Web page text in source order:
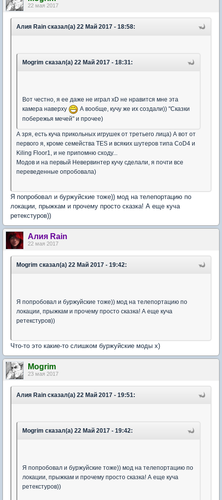
22 мая 2017
Алия Rain сказал(а) 22 Май 2017 - 18:58:
Mogrim сказал(а) 22 Май 2017 - 18:31:
Вот честно, я ее даже не играл xD не нравится мне эта
камера наверху
А вообще, кучу же их создали)) "Сказки
побережья мечей" и прочее)
А зря, есть куча прикольных игрушек от третьего лица) А вот от
первого я, кроме семейства TES и всяких шутеров типа CoD4 и
Kiling Floor1, и не припомню сходу...
Модов и на первый Невервинтер кучу сделали, я почти все
переведенные опробовала)
Я попробовал и буржуйские тоже)) мод на телепортацию по
локации, прыжкам и прочему просто сказка! А еще куча
ретекстуров))
Алия Rain
22 мая 2017
Mogrim сказал(а) 22 Май 2017 - 19:42:
Я попробовал и буржуйские тоже)) мод на телепортацию по
локации, прыжкам и прочему просто сказка! А еще куча
ретекстуров))
Что-то это какие-то слишком буржуйские моды х)
Mogrim
23 мая 2017
Алия Rain сказал(а) 22 Май 2017 - 19:51:
Mogrim сказал(а) 22 Май 2017 - 19:42:
Я попробовал и буржуйские тоже)) мод на телепортацию по
локации, прыжкам и прочему просто сказка! А еще куча
ретекстуров))